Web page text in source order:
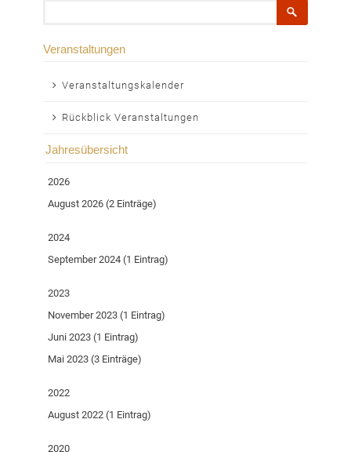
Veranstaltungen
Navigation
Veranstaltungskalender
Rückblick Veranstaltungen
Jahresübersicht
2026
August 2026 (2 Einträge)
2024
September 2024 (1 Eintrag)
2023
November 2023 (1 Eintrag)
Juni 2023 (1 Eintrag)
Mai 2023 (3 Einträge)
2022
August 2022 (1 Eintrag)
2020